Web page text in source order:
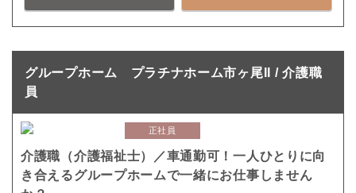
グループホーム プラチナホーム市ヶ尾II / 介護職
員
正社員
介護職（介護福祉士）／車通勤可！一人ひとりに向
き合えるグループホームで一緒にお仕事しません